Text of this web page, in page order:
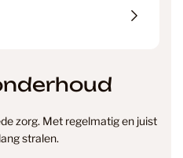
zorg. Met regelmatig en juist
stralen.